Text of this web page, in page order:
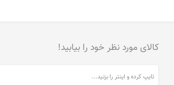
کالای مورد نظر خود را بیابید!